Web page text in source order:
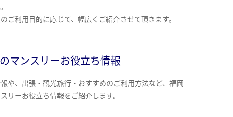
ご利用目的に応じて、幅広くご紹介させて頂きます。
マンスリーお役立ち情報
や、出張・観光旅行・おすすめのご利用方法など、福岡
リーお役立ち情報をご紹介します。